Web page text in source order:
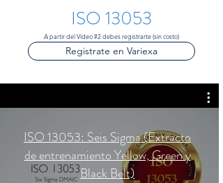
ISO 13053
A partir del Video #2 debes registrarte (sin costo)
Registrate en Variexa
ISO 13053: Seis Sigma (Extracto
de entrenamiento Yellow, Green y
Black Belt)